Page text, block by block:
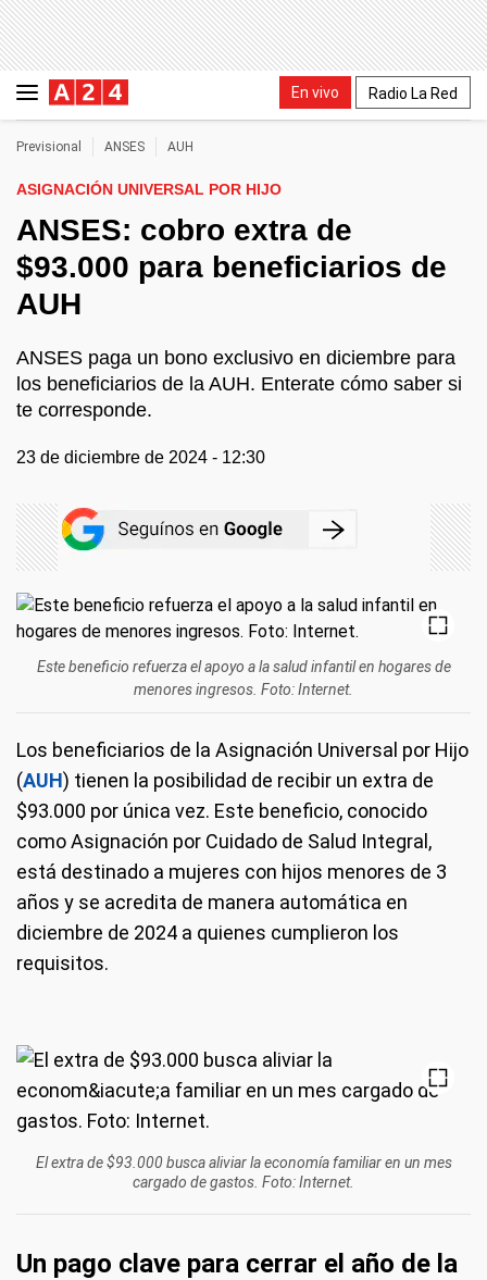
En vivo Radio La Red
Previsional ANSES AUH
ASIGNACIÓN UNIVERSAL POR HIJO
ANSES: cobro extra de
$93.000 para beneficiarios de
AUH
ANSES paga un bono exclusivo en diciembre para
los beneficiarios de la AUH. Enterate cómo saber si
te corresponde.
23 de diciembre de 2024 - 12:30
Este beneficio refuerza el apoyo a la salud infantil en hogares de
menores ingresos. Foto: Internet.
Los beneficiarios de la Asignación Universal por Hijo
(AUH) tienen la posibilidad de recibir un extra de
$93.000 por única vez. Este beneficio, conocido
como Asignación por Cuidado de Salud Integral,
está destinado a mujeres con hijos menores de 3
años y se acredita de manera automática en
diciembre de 2024 a quienes cumplieron los
requisitos.
El extra de $93.000 busca aliviar la economía familiar en un mes
cargado de gastos. Foto: Internet.
Un pago clave para cerrar el año de la